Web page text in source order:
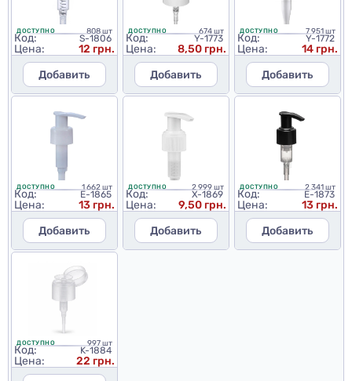
ДОСТУПНО 808 шт
Код: S-1806
Цена:
12 грн.
Добавить
ДОСТУПНО 674 шт
Код: Y-1773
Цена:
8,50 грн.
Добавить
ДОСТУПНО 7 951 шт
Код: Y-1772
Цена:
14 грн.
Добавить
ДОСТУПНО 1 662 шт
Код: E-1865
Цена:
13 грн.
Добавить
ДОСТУПНО 2 999 шт
Код: X-1869
Цена:
9,50 грн.
Добавить
ДОСТУПНО 2 341 шт
Код: E-1873
Цена:
13 грн.
Добавить
ДОСТУПНО 997 шт
Код: K-1884
Цена:
22 грн.